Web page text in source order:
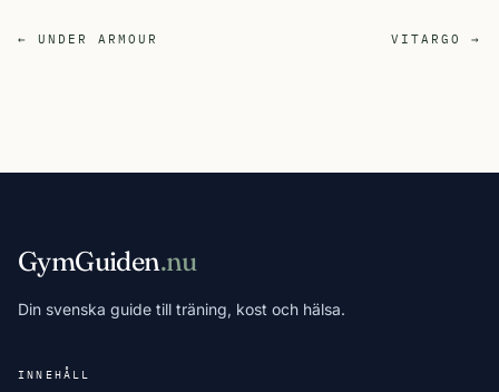
← UNDER ARMOUR VITARGO →
GymGuiden.nu
Din svenska guide till träning, kost och hälsa.
INNEHÅLL